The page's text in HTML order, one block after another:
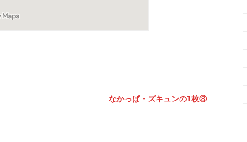
なかっぱ・ズキュンの1枚⑧